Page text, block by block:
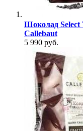
Шоколад Select
Callebaut
5 990 руб.